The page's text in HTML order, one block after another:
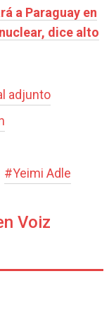
a Paraguay en
dice alto
adjunto
#Yeimi Adle
Voiz